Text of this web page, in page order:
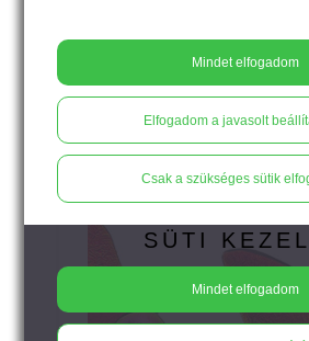
színű, kétszárnyas
fülbevaló
Mindet elfogadom
Elfogadom a javasolt
Csak a szükséges sütik
SÜTI
Mindet elfogadom